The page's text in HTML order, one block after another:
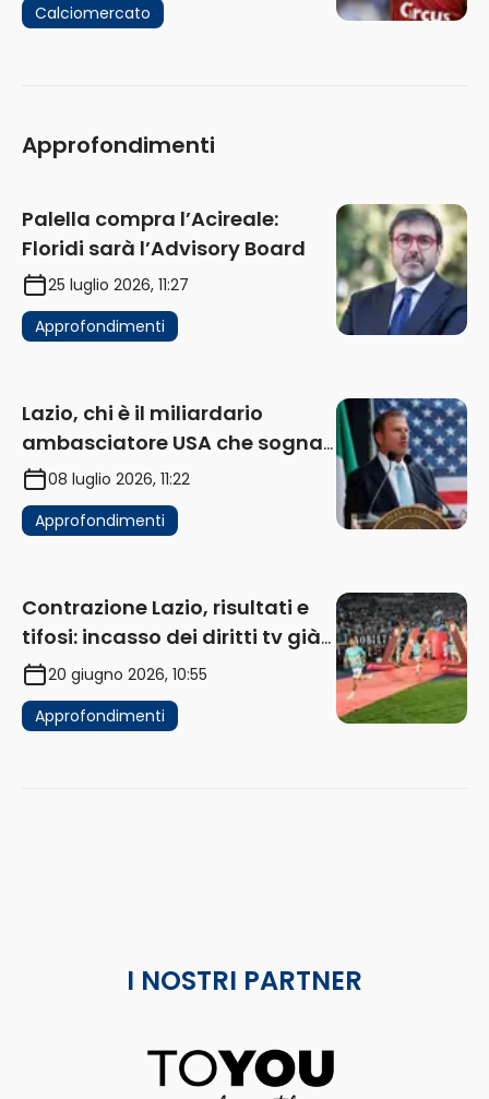
Calciomercato
Approfondimenti
Palella compra l’Acireale:
Floridi sarà l’Advisory Board
25 luglio 2026, 11:27
Approfondimenti
Lazio, chi è il miliardario
ambasciatore USA che sogna
di acquistare un club in Italia
08 luglio 2026, 11:22
Approfondimenti
Contrazione Lazio, risultati e
tifosi: incasso dei diritti tv già
in flessione
20 giugno 2026, 10:55
Approfondimenti
I NOSTRI PARTNER